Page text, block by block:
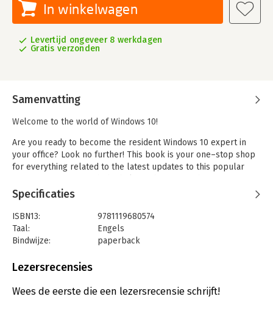
In winkelwagen
Levertijd ongeveer 8 werkdagen
Gratis verzonden
Samenvatting
Welcome to the world of Windows 10!
Are you ready to become the resident Windows 10 expert in
your office? Look no further! This book is your one–stop shop
for everything related to the latest updates to this popular
resource, you′ll be able to back up your data and ensure the
security of your network, use Universal Apps to make your
computer work smarter, and personalize your Windows 10
experience.
Windows 10 powers more than 400 million devices worldwide
and now you can know how to make it work better for you with
Windows 10 All–in–One For Dummies
personalize Windows, use the universal apps, control your
system, secure Windows 10, and so much more.
Specificaties
ISBN13:
9781119680574
Taal:
Engels
Bindwijze:
paperback
Uitgever:
Verschijningsdatum:
21-3-2021
Lezersrecensies
Wees de eerste die een lezersrecensie schrijft!